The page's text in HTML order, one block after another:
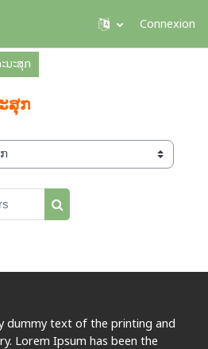
Connexion
ນະສຸກ
ສຸກ
Rechercher des cours
dummy text of the printing and
Lorem Ipsum has been the